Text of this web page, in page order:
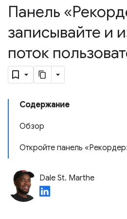
Панель
записывайте и
поток
Содержание
Обзор
Откройте панель
Dale St. Marthe